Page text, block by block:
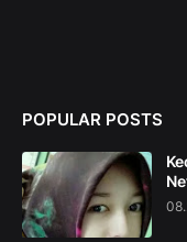
POPULAR POSTS